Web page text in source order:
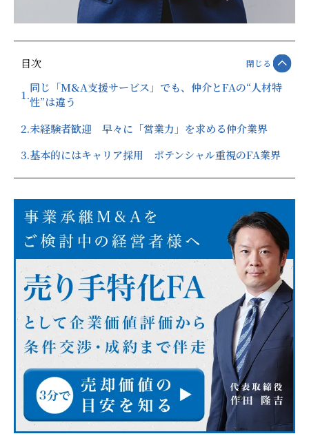
目次 閉じる
1.同じ「M&A支援サービス」でも、仲介とFAの“人材特
性”は違う
2.未経験者歓迎 早々に「営業力」を求める仲介業界
3.基本的にはキャリア採用 ポテンシャル重視のFA業界